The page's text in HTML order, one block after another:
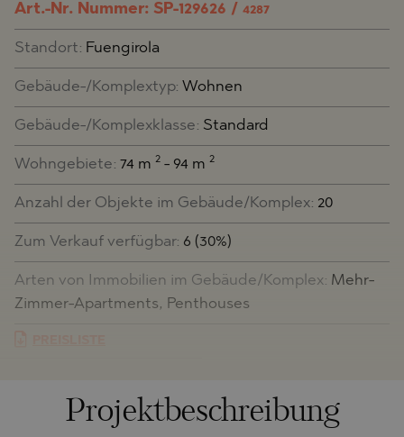
Art.-Nr. Nummer: SP-129626 / 4287
Standort: Fuengirola
Gebäude-/Komplextyp: Wohnen
Gebäude-/Komplexklasse: Standard
Wohngebiete: 74 m 2 - 94 m 2
Anzahl der Objekte im Gebäude/Komplex: 20
Zum Verkauf verfügbar: 6 (30%)
Arten von Immobilien im Gebäude/Komplex: Mehr-
Zimmer-Apartments, Penthouses
Projektbeschreibung